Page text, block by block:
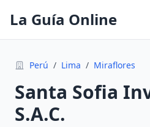
La Guía Online
Perú / Lima / Miraflores
Santa Sofia
S.A.C.